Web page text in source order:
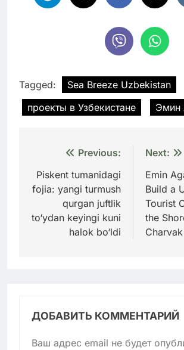
Tagged:
Sea Breeze Uzbekistan
проекты в Узбекистане
Эмин
Навигация
по
записям
Previous:
Piskent tumanidagi
fojia: yangi turmush
qurgan juftlik
to‘ydan keyingi kuni
halok bo‘ldi
Next:
Emin
Build a
Tourist
the
ДОБАВИТЬ КОММЕНТАРИЙ
Ваш адрес email не будет